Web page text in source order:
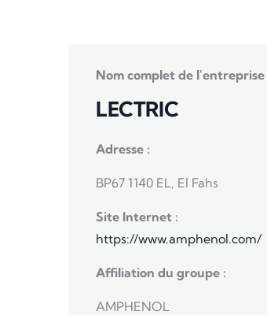
Nom complet de l'entreprise
LECTRIC
Adresse :
BP67 1140 EL, El Fahs
Site Internet :
https://www.amphenol.com/
Affiliation du groupe :
AMPHENOL